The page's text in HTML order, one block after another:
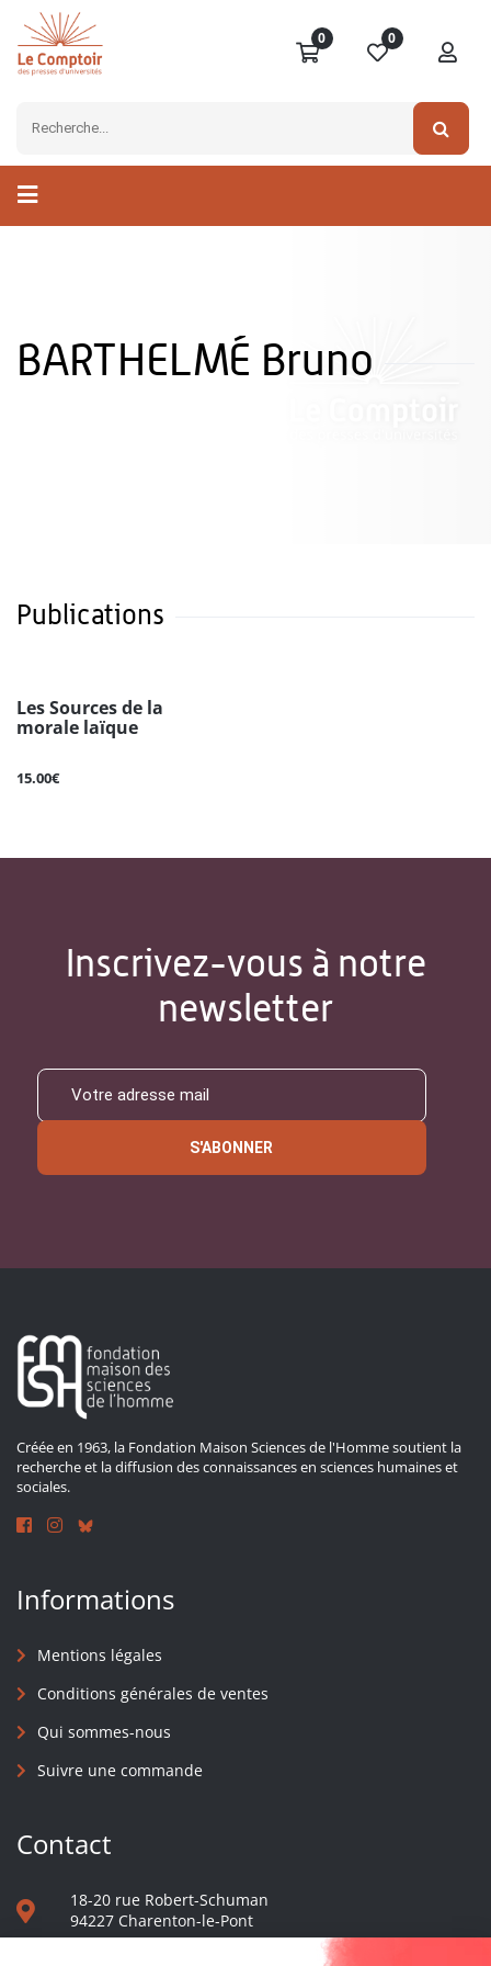
0 0
BARTHELMÉ Bruno
Publications
Les Sources de la
morale laïque
15.00€
Inscrivez-vous à notre
newsletter
S'ABONNER
Créée en 1963, la Fondation Maison Sciences de l'Homme soutient la
recherche et la diffusion des connaissances en sciences humaines et
sociales.
Informations
Mentions légales
Conditions générales de ventes
Qui sommes-nous
Suivre une commande
Contact
18-20 rue Robert-Schuman
94227 Charenton-le-Pont